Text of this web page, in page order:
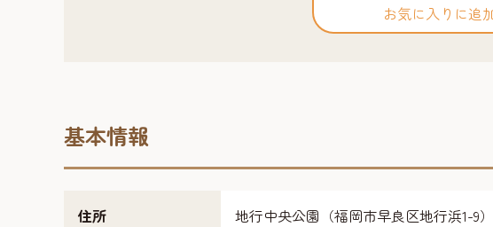
お気に入りに追
基本情報
住所 地行中央公園（福岡市早良区地行浜1-9）